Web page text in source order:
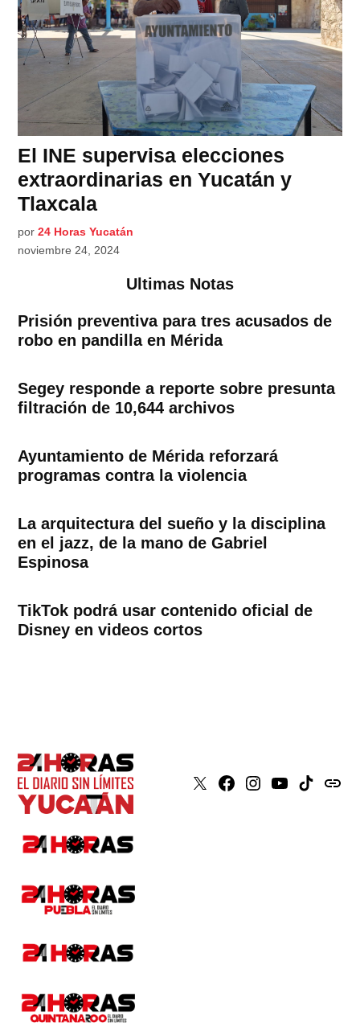
El INE supervisa elecciones
extraordinarias en Yucatán y
Tlaxcala
por 24 Horas Yucatán
noviembre 24, 2024
Ultimas Notas
Prisión preventiva para tres acusados de
robo en pandilla en Mérida
Segey responde a reporte sobre presunta
filtración de 10,644 archivos
Ayuntamiento de Mérida reforzará
programas contra la violencia
La arquitectura del sueño y la disciplina
en el jazz, de la mano de Gabriel
Espinosa
TikTok podrá usar contenido oficial de
Disney en videos cortos
X Faceboook
Instagram
YoutubeTiktokissuu